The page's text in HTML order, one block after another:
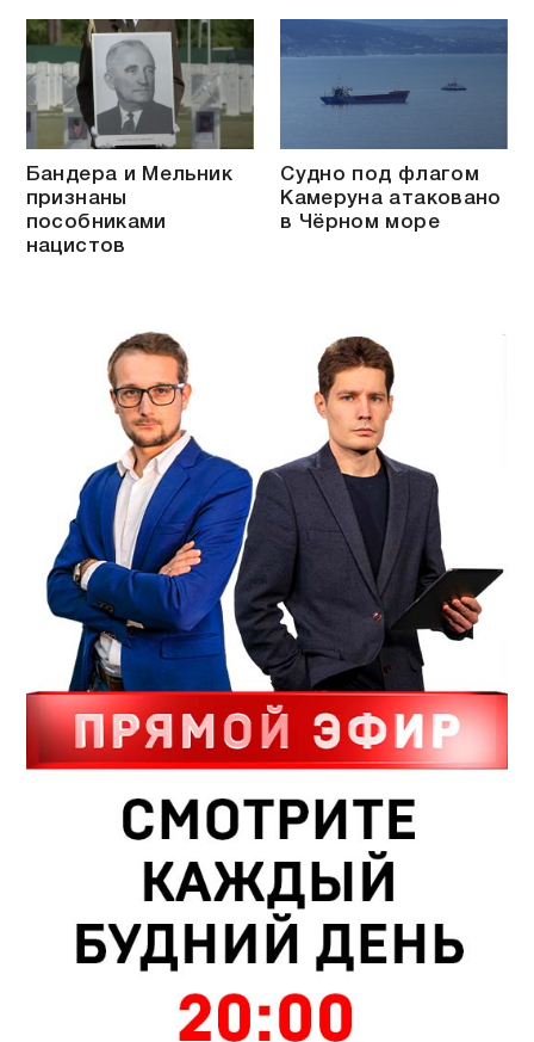
Бандера и Мельник
признаны
пособниками
нацистов
Судно под флагом
Камеруна атаковано
в Чёрном море